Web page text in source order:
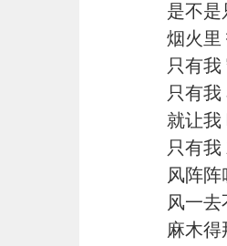
是不是
烟火里
只有
只有
就让我
只有
风阵
风一
麻木得